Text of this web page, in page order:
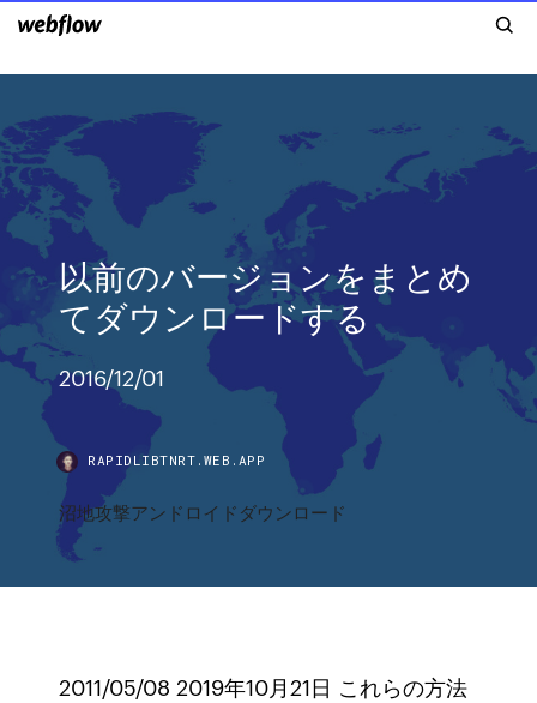
以前のバージョンをまとめ
てダウンロードする
2016/12/01
RAPIDLIBTNRT.WEB.APP
沼地攻撃アンドロイドダウンロード
2011/05/08 2019年10月21日 これらの方法